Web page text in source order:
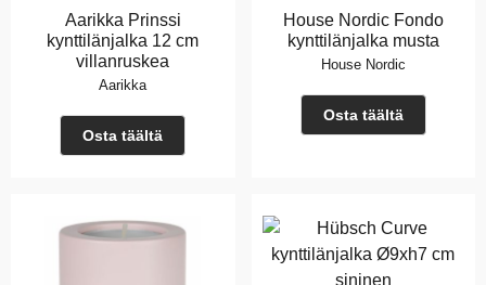
Aarikka Prinssi
kynttilänjalka 12 cm
villanruskea
Aarikka
Osta täältä
House Nordic Fondo
kynttilänjalka musta
House Nordic
Osta täältä